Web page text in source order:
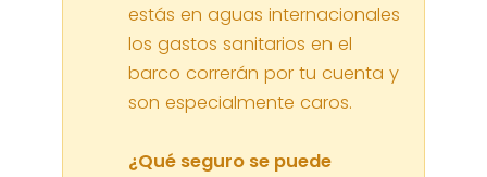
estás en aguas internacionales
los gastos sanitarios en el
barco correrán por tu cuenta y
son especialmente caros.
¿Qué seguro se puede